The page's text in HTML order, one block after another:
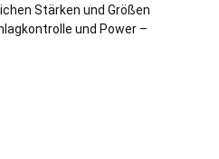
Stärken und Größen
und Power –